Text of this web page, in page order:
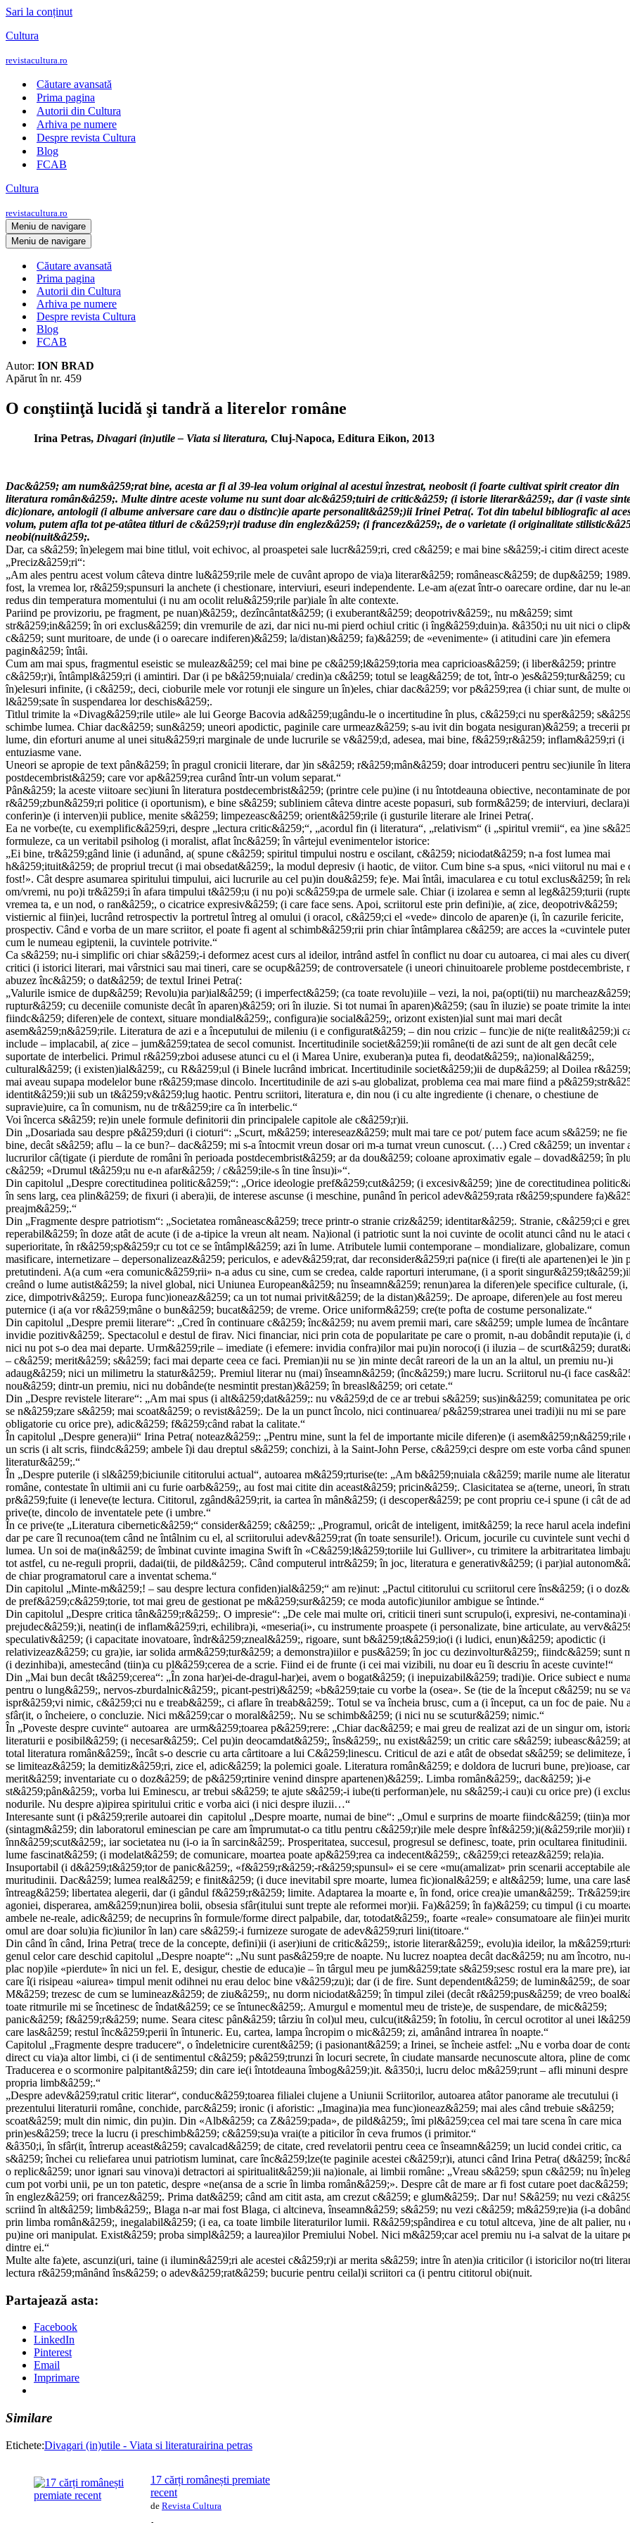
Sari la conținut
Cultura
revistacultura.ro
Căutare avansată
Prima pagina
Autorii din Cultura
Arhiva pe numere
Despre revista Cultura
Blog
FCAB
Cultura
revistacultura.ro
Meniu de navigare
Meniu de navigare
Căutare avansată
Prima pagina
Autorii din Cultura
Arhiva pe numere
Despre revista Cultura
Blog
FCAB
Autor: ION BRAD
Apărut în nr. 459
O conştiinţă lucidă şi tandră a literelor române
Irina Petras, Divagari (in)utile – Viata si literatura, Cluj-Napoca, Editura Eikon, 2013
Dac&â259; am num&â259;rat bine, acesta ar fi al 39-lea volum original al acestui înzestrat, neobosit (i foarte cultivat spirit creator din
literatura român&â259;. Multe dintre aceste volume nu sunt doar alc&â259;tuiri de critic&â259; (i istorie literar&â259;, dar (i vaste
dic)ionare, antologii (i albume aniversare care dau o distinc)ie aparte personalit&â259;)ii Irinei Petra(. Tot din tabelul bibliografic al
volum, putem afla tot pe-atâtea titluri de c&â259;r)i traduse din englez&â259; (i francez&â259;, de o varietate (i originalitate
neobi(nuit&â259;.
Dar, ca s&â259; în)elegem mai bine titlul, voit echivoc, al proaspetei sale lucr&â259;ri, cred c&â259; e mai bine s&â259;-i citim direct aceste
„Preciz&â259;ri“:
„Am ales pentru acest volum câteva dintre lu&â259;rile mele de cuvânt apropo de via)a literar&â259; româneasc&â259; de dup&â259;
fost, la vremea lor, r&â259;spunsuri la anchete (i chestionare, interviuri, eseuri independente. Le-am a(ezat într-o oarecare ordine, dar nu le-
redus din temperatura momentului (i nu am ocolit relu&â259;rile par)iale în alte contexte.
Pariind pe provizoriu, pe fragment, pe nuan)&â259;, dezîncântat&â259; (i exuberant&â259; deopotriv&â259;, nu m&â259; simt
str&â259;in&â259; în ori exclus&â259; din vremurile de azi, dar nici nu-mi pierd ochiul critic (i îng&â259;duin)a. &â350;i nu uit nici o
c&â259; sunt muritoare, de unde (i o oarecare indiferen)&â259; la/distan)&â259; fa)&â259; de «evenimente» (i atitudini care )in efemera
pagin&â259; întâi.
Cum am mai spus, fragmentul eseistic se muleaz&â259; cel mai bine pe c&â259;l&â259;toria mea capricioas&â259; (i liber&â259; printre
c&â259;r)i, întâmpl&â259;ri (i amintiri. Dar (i pe b&â259;nuiala/ credin)a c&â259; totul se leag&â259; de tot, într-o )es&â259;tur&â259; cu
în)elesuri infinite, (i c&â259;, deci, cioburile mele vor rotunji ele singure un în)eles, chiar dac&â259; vor p&â259;rea (i chiar sunt, de multe
l&â259;sate în suspendarea lor deschis&â259;.
Titlul trimite la «Divag&â259;rile utile» ale lui George Bacovia ad&â259;ugându-le o incertitudine în plus, c&â259;ci nu sper&â259;
schimbe lumea. Chiar dac&â259; sun&â259; uneori apodictic, paginile care urmeaz&â259; s-au ivit din bogata nesiguran)&â259; a trecerii
lume, din eforturi anume al unei situ&â259;ri marginale de unde lucrurile se v&â259;d, adesea, mai bine, f&â259;r&â259; inflam&â259;ri (i
entuziasme vane.
Uneori se apropie de text pân&â259; în pragul cronicii literare, dar )in s&â259; r&â259;mân&â259; doar introduceri pentru sec)iunile în
postdecembrist&â259; care vor ap&â259;rea curând într-un volum separat.“
Pân&â259; la aceste viitoare sec)iuni în literatura postdecembrist&â259; (printre cele pu)ine (i nu întotdeauna obiective, necontaminate de
r&â259;zbun&â259;ri politice (i oportunism), e bine s&â259; subliniem câteva dintre aceste popasuri, sub form&â259; de interviuri,
conferin)e (i interven)ii publice, menite s&â259; limpezeasc&â259; orient&â259;rile (i gusturile literare ale Irinei Petra(.
Ea ne vorbe(te, cu exemplific&â259;ri, despre „lectura critic&â259;“, „acordul fin (i literatura“, „relativism“ (i „spiritul vremii“, ea )ine
formuleze, ca un veritabil psiholog (i moralist, aflat înc&â259; în vârtejul evenimentelor istorice:
„Ei bine, tr&â259;gând linie (i adunând, a( spune c&â259; spiritul timpului nostru e oscilant, c&â259; niciodat&â259; n-a fost lumea mai
h&â259;ituit&â259; de propriul trecut (i mai obsedat&â259;, la modul depresiv (i haotic, de viitor. Cum bine s-a spus, «nici viitorul nu mai e
fost!». Cât despre asumarea spiritului timpului, aici lucrurile au cel pu)in dou&â259; fe)e. Mai întâi, imacularea e cu totul exclus&â259; în
om/vremi, nu po)i tr&â259;i în afara timpului t&â259;u (i nu po)i sc&â259;pa de urmele sale. Chiar (i izolarea e semn al leg&â259;turii
vremea ta, e un nod, o ran&â259;, o cicatrice expresiv&â259; (i care face sens. Apoi, scriitorul este prin defini)ie, a( zice, deopotriv&â259;
vistiernic al fiin)ei, lucrând retrospectiv la portretul întreg al omului (i oracol, c&â259;ci el «vede» dincolo de aparen)e (i, în cazurile fericite,
prospectiv. Când e vorba de un mare scriitor, el poate fi agent al schimb&â259;rii prin chiar întâmplarea c&â259; are acces la «cuvintele
cum le numeau egiptenii, la cuvintele potrivite.“
Ca s&â259; nu-i simplific ori chiar s&â259;-i deformez acest curs al ideilor, intrând astfel în conflict nu doar cu autoarea, ci mai ales cu
critici (i istorici literari, mai vârstnici sau mai tineri, care se ocup&â259; de controversatele (i uneori chinuitoarele probleme postdecembriste,
abuzez înc&â259; o dat&â259; de textul Irinei Petra(:
„Valurile ismice de dup&â259; Revolu)ia par)ial&â259; (i imperfect&â259; (ca toate revolu)iile – vezi, la noi, pa(opti(tii) nu
ruptur&â259; cu deceniile comuniste decât în aparen)&â259; ori în iluzie. Si tot numai în aparen)&â259; (sau în iluzie) se poate trimite la
fiindc&â259; diferen)ele de context, situare mondial&â259;, configura)ie social&â259;, orizont existen)ial sunt mai mari decât
asem&â259;n&â259;rile. Literatura de azi e a începutului de mileniu (i e configurat&â259; – din nou crizic – func)ie de ni(te realit&â259;)i
include – implacabil, a( zice – jum&â259;tatea de secol comunist. Incertitudinile societ&â259;)ii române(ti de azi sunt de alt gen decât cele
suportate de interbelici. Primul r&â259;zboi adusese atunci cu el (i Marea Unire, exuberan)a putea fi, deodat&â259;, na)ional&â259;,
cultural&â259; (i existen)ial&â259;, cu R&â259;ul (i Binele lucrând imbricat. Incertitudinile societ&â259;)ii de dup&â259; al Doilea
mai aveau supapa modelelor bune r&â259;mase dincolo. Incertitudinile de azi s-au globalizat, problema cea mai mare fiind a
identit&â259;)ii sub un t&â259;v&â259;lug haotic. Pentru scriitori, literatura e, din nou (i cu alte ingrediente (i chenare, o chestiune de
supravie)uire, ca în comunism, nu de tr&â259;ire ca în interbelic.“
Voi încerca s&â259; re)in unele formule definitorii din principalele capitole ale c&â259;r)ii.
Din „Dosariada sau despre p&â259;duri (i cioturi“: „Scurt, m&â259; intereseaz&â259; mult mai tare ce pot/ putem face acum s&â259; ne fie
bine, decât s&â259; aflu – la ce bun?– dac&â259; mi s-a întocmit vreun dosar ori m-a turnat vreun cunoscut. (…) Cred c&â259; un inventar
lucrurilor câ(tigate (i pierdute de români în perioada postdecembrist&â259; ar da dou&â259; coloane aproximativ egale – dovad&â259; în
c&â259; «Drumul t&â259;u nu e-n afar&â259; / c&â259;ile-s în tine însu)i»“.
Din capitolul „Despre corectitudinea politic&â259;“: „Orice ideologie pref&â259;cut&â259; (i excesiv&â259; )ine de corectitudinea
în sens larg, cea plin&â259; de fixuri (i abera)ii, de interese ascunse (i meschine, punând în pericol adev&â259;rata r&â259;spundere
preajm&â259;.“
Din „Fragmente despre patriotism“: „Societatea româneasc&â259; trece printr-o stranie criz&â259; identitar&â259;. Stranie, c&â259;ci e
reperabil&â259; în doze atât de acute (i de a-tipice la vreun alt neam. Na)ional (i patriotic sunt la noi cuvinte de ocolit atunci când nu le ataci
superioritate, în r&â259;sp&â259;r cu tot ce se întâmpl&â259; azi în lume. Atributele lumii contemporane – mondializare, globalizare,
masificare, internetizare – depersonalizeaz&â259; periculos, e adev&â259;rat, dar reconsider&â259;ri pa(nice (i fire(ti ale apartenen)ei le )in
pretutindeni. A(a cum «era comunic&â259;rii» n-a adus cu sine, cum se credea, calde raporturi interumane, (i a sporit
creând o lume autist&â259; la nivel global, nici Uniunea European&â259; nu înseamn&â259; renun)area la diferen)ele specifice culturale, (i,
zice, dimpotriv&â259;. Europa func)ioneaz&â259; ca un tot numai privit&â259; de la distan)&â259;. De aproape, diferen)ele au fost mereu
puternice (i a(a vor r&â259;mâne o bun&â259; bucat&â259; de vreme. Orice uniform&â259; cre(te pofta de costume personalizate.“
Din capitolul „Despre premii literare“: „Cred în continuare c&â259; înc&â259; nu avem premii mari, care s&â259; umple lumea de
invidie pozitiv&â259;. Spectacolul e destul de firav. Nici financiar, nici prin cota de popularitate pe care o promit, n-au dobândit reputa)ie (i,
nici nu pot s-o dea mai departe. Urm&â259;rile – imediate (i efemere: invidia confra)ilor mai pu)in noroco(i (i iluzia – de scurt&â259;
– c&â259; merit&â259; s&â259; faci mai departe ceea ce faci. Premian)ii nu se )in minte decât rareori de la un an la altul, un premiu nu-)i
adaug&â259; nici un milimetru la statur&â259;. Premiul literar nu (mai) înseamn&â259; (înc&â259;) mare lucru. Scriitorul nu-(i face
nou&â259; dintr-un premiu, nici nu dobânde(te nesmintit prestan)&â259; în breasl&â259; ori cetate.“
Din „Despre revistele literare“: „Am mai spus (i alt&â259;dat&â259;: nu v&â259;d de ce ar trebui s&â259; sus)in&â259; comunitatea pe
se n&â259;zare s&â259; mai scoat&â259; o revist&â259;. De la un punct încolo, nici continuarea/ p&â259;strarea unei tradi)ii nu mi se pare
obligatorie cu orice pre), adic&â259; f&â259;când rabat la calitate.“
În capitolul „Despre genera)ii“ Irina Petra( noteaz&â259;: „Pentru mine, sunt la fel de importante micile diferen)e (i asem&â259;n&â259;rile
un scris (i alt scris, fiindc&â259; ambele î)i dau dreptul s&â259; conchizi, à la Saint-John Perse, c&â259;ci despre om este vorba când
literatur&â259;.“
În „Despre puterile (i sl&â259;biciunile cititorului actual“, autoarea m&â259;rturise(te: „Am b&â259;nuiala c&â259; marile nume ale
române, contestate în ultimii ani cu furie oarb&â259;, au fost mai citite din aceast&â259; pricin&â259;. Clasicitatea se a(terne, uneori, în
pr&â259;fuite (i leneve(te lectura. Cititorul, zgând&â259;rit, ia cartea în mân&â259; (i descoper&â259; pe cont propriu ce-i spune (i cât de
prive(te, dincolo de inventatele pete (i umbre.“
În ce prive(te „Literatura cibernetic&â259;“ consider&â259; c&â259;: „Programul, oricât de inteligent, imit&â259; la rece harul acela
dar pe care îl recunoa(tem când ne întâlnim cu el, al scriitorului adev&â259;rat (în toate sensurile!). Oricum, jocurile cu cuvintele sunt vechi
lumea. Un soi de ma(in&â259; de îmbinat cuvinte imagina Swift în «C&â259;l&â259;toriile lui Gulliver», cu trimitere la arbitraritatea
tot astfel, cu ne-reguli proprii, dadai(tii, de pild&â259;. Când computerul intr&â259; în joc, literatura e generativ&â259; (i par)ial
de chiar programatorul care a inventat schema.“
Din capitolul „Minte-m&â259;! – sau despre lectura confiden)ial&â259;“ am re)inut: „Pactul cititorului cu scriitorul cere îns&â259; (i o
de pref&â259;c&â259;torie, tot mai greu de gestionat pe m&â259;sur&â259; ce moda autofic)iunilor ambigue se întinde.“
Din capitolul „Despre critica tân&â259;r&â259;. O impresie“: „De cele mai multe ori, criticii tineri sunt scrupulo(i, expresivi, ne-contamina)i
prejudec&â259;)i, neatin(i de inflam&â259;ri, echilibra)i, «meseria(i», cu instrumente proaspete (i personalizate, bine articulate, au
speculativ&â259; (i capacitate inovatoare, îndr&â259;zneal&â259;, rigoare, sunt b&â259;t&â259;io(i (i ludici, enun)&â259; apodictic (i
relativizeaz&â259; cu gra)ie, iar solida arm&â259;tur&â259; a demonstra)iilor e pus&â259; în joc cu dezinvoltur&â259;, fiindc&â259; sunt
(i dezinhiba)i, amestecând (tiin)a cu pl&â259;cerea de a scrie. Fiind ei de frunte (i cei mai vizibili, nu doar eu îi descriu în aceste cuvinte!“
Din „Mai bun decât t&â259;cerea“: „În zona har)ei-de-dragul-har)ei, avem o bogat&â259; (i inepuizabil&â259; tradi)ie. Orice subiect e
pentru o lung&â259;, nervos-zburdalnic&â259;, picant-pestri)&â259; «b&â259;taie cu vorbe la (osea». Se (tie de la început c&â259; nu se va
ispr&â259;vi nimic, c&â259;ci nu e treab&â259;, ci aflare în treab&â259;. Totul se va încheia brusc, cum a (i început, ca un foc de paie. Nu
sfâr(it, o încheiere, o concluzie. Nici m&â259;car o moral&â259;. Nu se schimb&â259; (i nici nu se scutur&â259; nimic.“
În „Poveste despre cuvinte“ autoarea are urm&â259;toarea p&â259;rere: „Chiar dac&â259; e mai greu de realizat azi de un singur om,
literaturii e posibil&â259; (i necesar&â259;. Cel pu)in deocamdat&â259;, îns&â259;, nu exist&â259; un critic care s&â259; iubeasc&â259;
total literatura român&â259;, încât s-o descrie cu arta cârtitoare a lui C&â259;linescu. Criticul de azi e atât de obsedat s&â259; se delimiteze,
se limiteaz&â259; la demitiz&â259;ri, zice el, adic&â259; la polemici goale. Literatura român&â259; e doldora de lucruri bune, pre)ioase,
merit&â259; inventariate cu o doz&â259; de p&â259;rtinire venind dinspre apartenen)&â259;. Limba român&â259;, dac&â259; )i-e
st&â259;pân&â259;, vorba lui Eminescu, ar trebui s&â259; te ajute s&â259;-i iube(ti performan)ele, nu s&â259;-i cau)i cu orice pre) (i
nodurile. Nu despre a)ipirea spiritului critic e vorba aici (i nici despre iluzii…“
Interesante sunt (i p&â259;rerile autoarei din capitolul „Despre moarte, numai de bine“: „Omul e surprins de moarte fiindc&â259; (tiin)a
(sintagm&â259; din laboratorul eminescian pe care am împrumutat-o ca titlu pentru c&â259;r)ile mele despre înf&â259;)i(&â259;rile mor)ii)
înn&â259;scut&â259;, iar societatea nu (i-o ia în sarcin&â259;. Prosperitatea, succesul, progresul se definesc, toate, prin ocultarea
lume fascinat&â259; (i modelat&â259; de comunicare, moartea poate ap&â259;rea ca indecent&â259;, c&â259;ci reteaz&â259; rela)ia.
Insuportabil (i d&â259;t&â259;tor de panic&â259;, «f&â259;r&â259;-r&â259;spunsul» ei se cere «mu(amalizat» prin scenarii acceptabile ale
muritudinii. Dac&â259; lumea real&â259; e finit&â259; (i duce inevitabil spre moarte, lumea fic)ional&â259; e alt&â259; lume, una care
întreag&â259; libertatea alegerii, dar (i gândul f&â259;r&â259; limite. Adaptarea la moarte e, în fond, orice crea)ie uman&â259;.
agoniei, disperarea, am&â259;nun)irea bolii, obsesia sfâr(itului sunt trepte ale reformei mor)ii. Fa)&â259; în fa)&â259; cu timpul (i cu
ambele ne-reale, adic&â259; de necuprins în formule/forme direct palpabile, dar, totodat&â259;, foarte «reale» consumatoare ale fiin)ei
omul are doar solu)ia fic)iunilor în lan) care s&â259;-i furnizeze surogate de adev&â259;ruri lini(titoare.“
Din când în când, Irina Petra( trece de la concepte, defini)ii (i aser)iuni de critic&â259;, istorie literar&â259;, evolu)ia ideilor, la
genul celor care deschid capitolul „Despre noapte“: „Nu sunt pas&â259;re de noapte. Nu lucrez noaptea decât dac&â259; nu am încotro,
plac nop)ile «pierdute» în nici un fel. E, desigur, chestie de educa)ie – în târgul meu pe jum&â259;tate s&â259;sesc rostul era la mare pre),
care î(i risipeau «aiurea» timpul menit odihnei nu erau deloc bine v&â259;zu)i; dar (i de fire. Sunt dependent&â259; de lumin&â259;, de
M&â259; trezesc de cum se lumineaz&â259; de ziu&â259;, nu dorm niciodat&â259; în timpul zilei (decât r&â259;pus&â259; de vreo
toate ritmurile mi se încetinesc de îndat&â259; ce se întunec&â259;. Amurgul e momentul meu de triste)e, de suspendare, de mic&â259;
panic&â259; f&â259;r&â259; nume. Seara citesc pân&â259; târziu în col)ul meu, culcu(it&â259; în fotoliu, în cercul ocrotitor al unei
care las&â259; restul înc&â259;perii în întuneric. Eu, cartea, lampa încropim o mic&â259; zi, amânând intrarea în noapte.“
Capitolul „Fragmente despre traducere“, o îndeletnicire curent&â259; (i pasionant&â259; a Irinei, se încheie astfel: „Nu e vorba doar de
direct cu via)a altor limbi, ci (i de sentimentul c&â259; p&â259;trunzi în locuri secrete, în ciudate mansarde necunoscute altora, pline de
Traducerea e o scormonire palpitant&â259; din care ie(i întotdeauna îmbog&â259;)it. &â350;i, lucru deloc m&â259;runt – afli minuni despre
propria limb&â259;.“
„Despre adev&â259;ratul critic literar“, conduc&â259;toarea filialei clujene a Uniunii Scriitorilor, autoarea atâtor panorame ale trecutului (i
prezentului literaturii române, conchide, parc&â259; ironic (i aforistic: „Imagina)ia mea func)ioneaz&â259; mai ales când trebuie s&â259;
scoat&â259; mult din nimic, din pu)in. Din «Alb&â259; ca Z&â259;pada», de pild&â259;, îmi pl&â259;cea cel mai tare scena în care mica
prin)es&â259; trece la lucru (i preschimb&â259; c&â259;su)a vrai(te a piticilor în ceva frumos (i primitor.“
&â350;i, în sfâr(it, întrerup aceast&â259; cavalcad&â259; de citate, cred revelatorii pentru ceea ce înseamn&â259; un lucid condei critic, ca
s&â259; închei cu reliefarea unui patriotism luminat, care înc&â259;lze(te paginile acestei c&â259;r)i, atunci când Irina Petra( d&â259;
o replic&â259; unor ignari sau vinova)i detractori ai spiritualit&â259;)ii na)ionale, ai limbii române: „Vreau s&â259; spun c&â259; nu
cum pot vorbi unii, pe un ton patetic, despre «ne(ansa de a scrie în limba român&â259;». Despre cât de mare ar fi fost cutare poet dac&â259;
în englez&â259; ori francez&â259;. Prima dat&â259; când am citit asta, am crezut c&â259; e glum&â259;. Dar nu! S&â259; nu vezi
scriind în alt&â259; limb&â259;, Blaga n-ar mai fost Blaga, ci altcineva, înseamn&â259; s&â259; nu vezi c&â259; m&â259;re)ia (i-a
prin limba român&â259;, inegalabil&â259; (i ea, ca toate limbile literaturilor lumii. R&â259;spândirea e cu totul altceva, )ine de alt palier, nu
pu)ine ori manipulat. Exist&â259; proba simpl&â259; a laurea)ilor Premiului Nobel. Nici m&â259;car acel premiu nu i-a salvat de la uitare
dintre ei.“
Multe alte fa)ete, ascunzi(uri, taine (i ilumin&â259;ri ale acestei c&â259;r)i ar merita s&â259; intre în aten)ia criticilor (i istoricilor no(tri
lectura r&â259;mânând îns&â259; o adev&â259;rat&â259; bucurie pentru ceilal)i scriitori ca (i pentru cititorul obi(nuit.
Partajează asta:
Facebook
LinkedIn
Pinterest
Email
Imprimare
Similare
Etichete:Divagari (in)utile - Viata si literaturairina petras
17 cărți românești premiate
recent
de Revista Cultura